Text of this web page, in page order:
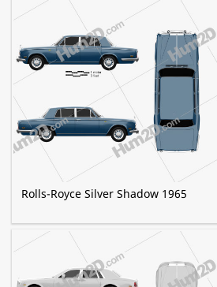
Rolls-Royce Silver Shadow 1965